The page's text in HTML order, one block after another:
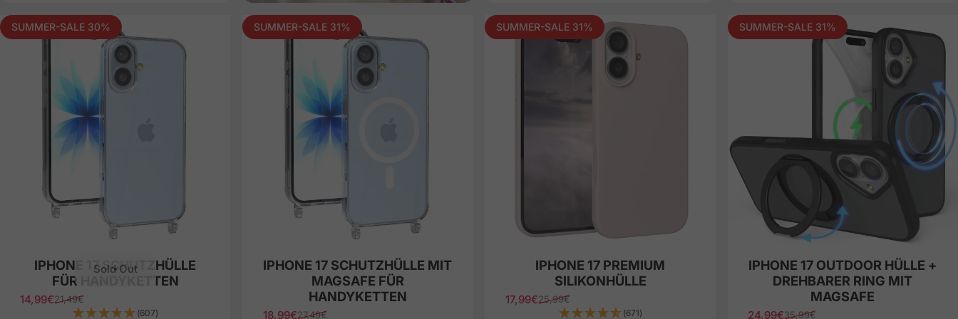
SUMMER-SALE 30%
Sold Out
IPHONE 17 SCHUTZHÜLLE
FÜR HANDYKETTEN
Sale price
14,99€
Regular price
21,49€
(607)
SUMMER-SALE 31%
IPHONE 17 SCHUTZHÜLLE MIT
MAGSAFE FÜR
HANDYKETTEN
18,99€27,49€
SUMMER-SALE 31%
IPHONE 17 PREMIUM
SILIKONHÜLLE
Sale price
17,99€
Regular price
25,99€
(671)
SUMMER-SALE 31%
IPHONE 17 OUTDOOR HÜLLE +
DREHBARER RING MIT
MAGSAFE
24,99€35,99€